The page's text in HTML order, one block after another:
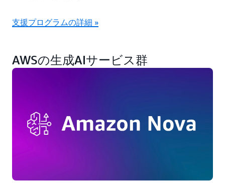
支援プログラムの詳細 »
AWSの生成AIサービス群